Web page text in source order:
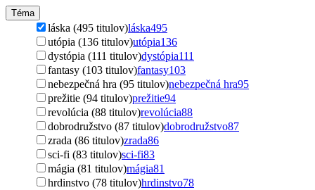
Téma
láska (495 titulov)láska495
utópia (136 titulov)utópia136
dystópia (111 titulov)dystópia111
fantasy (103 titulov)fantasy103
nebezpečná hra (95 titulov)nebezpečná hra95
prežitie (94 titulov)prežitie94
revolúcia (88 titulov)revolúcia88
dobrodružstvo (87 titulov)dobrodružstvo87
zrada (86 titulov)zrada86
sci-fi (83 titulov)sci-fi83
mágia (81 titulov)mágia81
hrdinstvo (78 titulov)hrdinstvo78